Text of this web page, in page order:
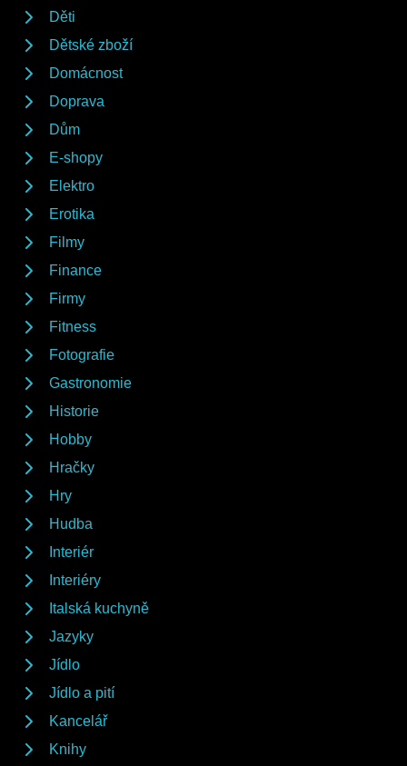
Děti
Dětské zboží
Domácnost
Doprava
Dům
E-shopy
Elektro
Erotika
Filmy
Finance
Firmy
Fitness
Fotografie
Gastronomie
Historie
Hobby
Hračky
Hry
Hudba
Interiér
Interiéry
Italská kuchyně
Jazyky
Jídlo
Jídlo a pití
Kancelář
Knihy